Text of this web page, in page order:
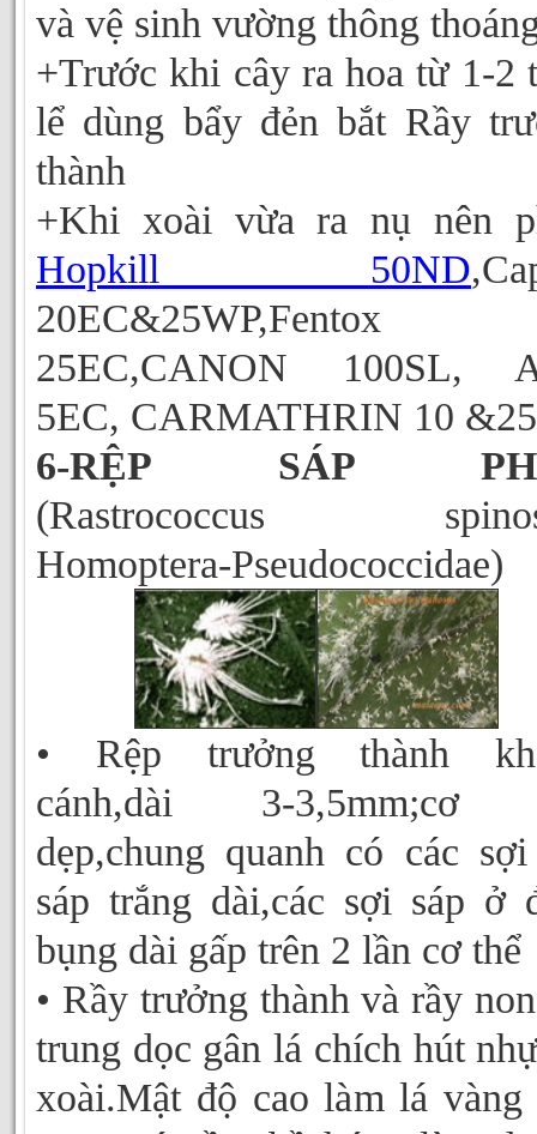
và vệ sinh vường thông
+Trước khi cây ra hoa từ 1-2
lể dùng bẩy đẻn bắt Rầy
thành
+Khi xoài vừa ra nụ nên
Hopkill 50ND
20EC&25WP,Fentox
25EC,CANON 100SL,
5EC, CARMATHRIN 10
6-RỆP SÁP
(Rastrococcus
Homoptera-Pseudococcidae)
• Rệp trưởng thành
cánh,dài 3-3,5mm;cơ
dẹp,chung quanh có các
sáp trắng dài,các sợi sáp ở
bụng dài gấp trên 2 lần cơ thể
• Rầy trưởng thành và rầy
trung dọc gân lá chích hút
xoài.Mật độ cao làm lá vàng